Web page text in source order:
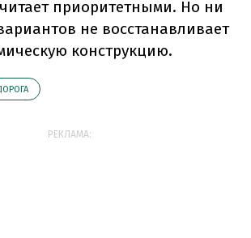
приоритетными. Но ни
не восстанавливает
конструкцию.
РЕКЛАМА: